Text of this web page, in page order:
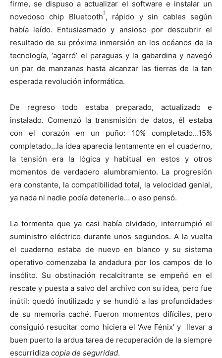
firme, se dispuso a actualizar el software e instalar un
novedoso chip Bluetooth2, rápido y sin cables según
había leído. Entusiasmado y ansioso por descubrir el
resultado de su próxima inmersión en los océanos de la
tecnología, ‘agarró’ el paraguas y la gabardina y navegó
un par de manzanas hasta alcanzar las tierras de la tan
esperada revolución informática.
De regreso todo estaba preparado, actualizado e
instalado. Comenzó la transmisión de datos, él estaba
con el corazón en un puño: 10% completado…15%
completado…la idea aparecía lentamente en el cuaderno,
la tensión era la lógica y habitual en estos y otros
momentos de verdadero alumbramiento. La progresión
era constante, la compatibilidad total, la velocidad genial,
ya nada ni nadie podía detenerle… o eso pensó.
La tormenta que ya casi había olvidado, interrumpió el
suministro eléctrico durante unos segundos. A la vuelta
el cuaderno estaba de nuevo en blanco y su sistema
operativo comenzaba la andadura por los campos de lo
insólito. Su obstinación recalcitrante se empeñó en el
rescate y puesta a salvo del archivo con su idea, pero fue
inútil: quedó inutilizado y se hundió a las profundidades
de su memoria caché. Fueron momentos difíciles, pero
consiguió resucitar como hiciera el ‘Ave Fénix’ y llevar a
buen puerto la ardua tarea de recuperación de la siempre
escurridiza copia de seguridad.